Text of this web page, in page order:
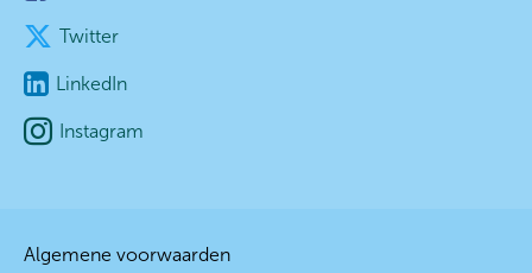
Twitter
LinkedIn
Instagram
Algemene voorwaarden